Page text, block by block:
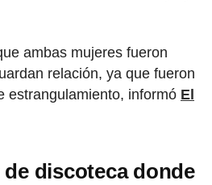
ambas mujeres fueron
relación, ya que fueron
estrangulamiento, informó El
discoteca donde